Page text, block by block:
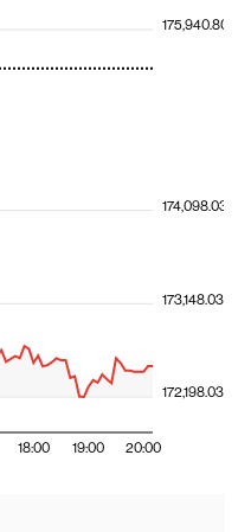
18:00 19:00 20:00
172,198.03
173,148.03
174,098.03
175,940.80